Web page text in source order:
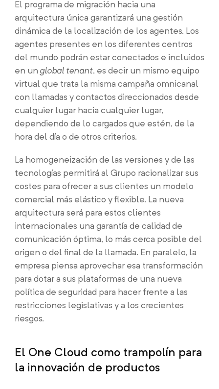
El programa de migración hacia una
arquitectura única garantizará una gestión
dinámica de la localización de los agentes. Los
agentes presentes en los diferentes centros
del mundo podrán estar conectados e incluidos
en un global tenant, es decir un mismo equipo
virtual que trata la misma campaña omnicanal
con llamadas y contactos direccionados desde
cualquier lugar hacia cualquier lugar,
dependiendo de lo cargados que estén, de la
hora del día o de otros criterios.
La homogeneización de las versiones y de las
tecnologías permitirá al Grupo racionalizar sus
costes para ofrecer a sus clientes un modelo
comercial más elástico y flexible. La nueva
arquitectura será para estos clientes
internacionales una garantía de calidad de
comunicación óptima, lo más cerca posible del
origen o del final de la llamada. En paralelo, la
empresa piensa aprovechar esa transformación
para dotar a sus plataformas de una nueva
política de seguridad para hacer frente a las
restricciones legislativas y a los crecientes
riesgos.
El One Cloud como trampolín para
la innovación de productos